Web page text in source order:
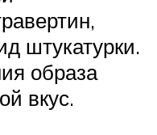
штукатурки.
образа
вкус.